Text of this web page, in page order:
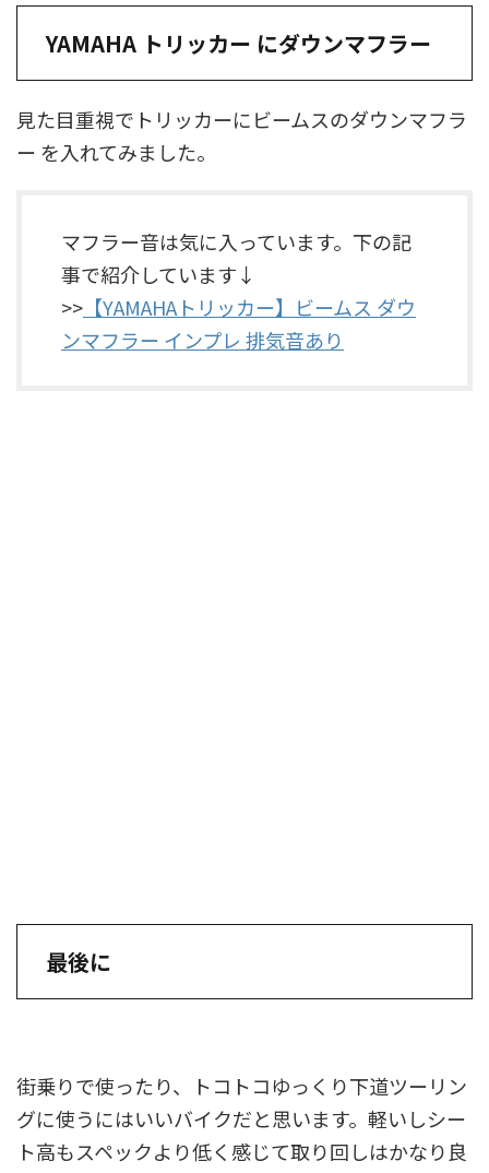
YAMAHA トリッカー にダウンマフラー
見た目重視でトリッカーにビームスのダウンマフラ
ー を入れてみました。
マフラー音は気に入っています。下の記
事で紹介しています↓
>> 【YAMAHAトリッカー】ビームス ダウ
ンマフラー インプレ 排気音あり
最後に
街乗りで使ったり、トコトコゆっくり下道ツーリン
グに使うにはいいバイクだと思います。軽いしシー
ト高もスペックより低く感じて取り回しはかなり良